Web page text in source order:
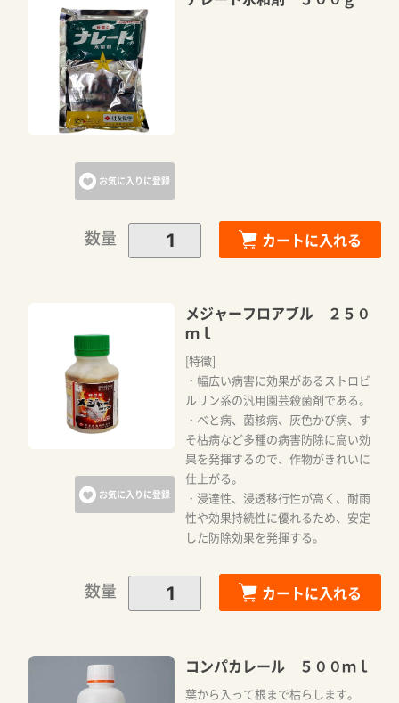
お気に入りに登録
数量 カートに入れる
お気に入りに登録
メジャーフロアブル ２５０
ｍｌ
[特徴]
・幅広い病害に効果があるストロビ
ルリン系の汎用園芸殺菌剤である。
・べと病、菌核病、灰色かび病、す
そ枯病など多種の病害防除に高い効
果を発揮するので、作物がきれいに
仕上がる。
・浸達性、浸透移行性が高く、耐雨
性や効果持続性に優れるため、安定
した防除効果を発揮する。
数量 カートに入れる
コンパカレール ５００ｍｌ
葉から入って根まで枯らします。